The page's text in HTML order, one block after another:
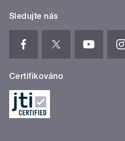
Sledujte nás
Certifikováno